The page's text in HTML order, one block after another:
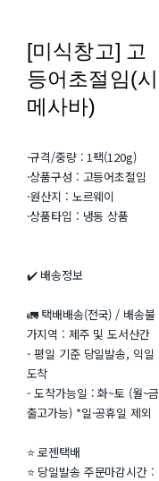
[미식창고] 고
등어초절임(시
메사바)
·규격/중량 : 1팩(120g)
·상품구성 : 고등어초절임
·원산지 : 노르웨이
·상품타입 : 냉동 상품
✔️ 배송정보
🚛 택배배송(전국) / 배송불
가지역 : 제주 및 도서산간
- 평일 기준 당일발송, 익일
도착
- 도착가능일 : 화~토 (월~금
출고가능) *일·공휴일 제외
⭐ 로젠택배
⭐ 당일발송 주문마감시간 :